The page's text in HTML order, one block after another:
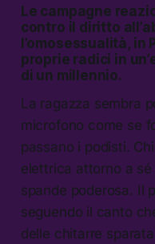
Le campagne
contro il diritto
l’omosessualità, in
proprie radici in
di un millennio.
La ragazza sembra
microfono come se
passano i podisti.
elettrica attorno a
spande poderosa. Il
seguendo il canto
delle chitarre